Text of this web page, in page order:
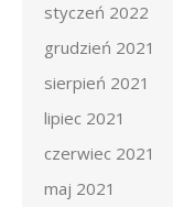
styczeń 2022
grudzień 2021
sierpień 2021
lipiec 2021
czerwiec 2021
maj 2021